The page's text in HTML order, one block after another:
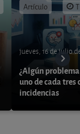
Artículo
jueves, 16 de julio
¿Algún problema
uno de cada
incidencias